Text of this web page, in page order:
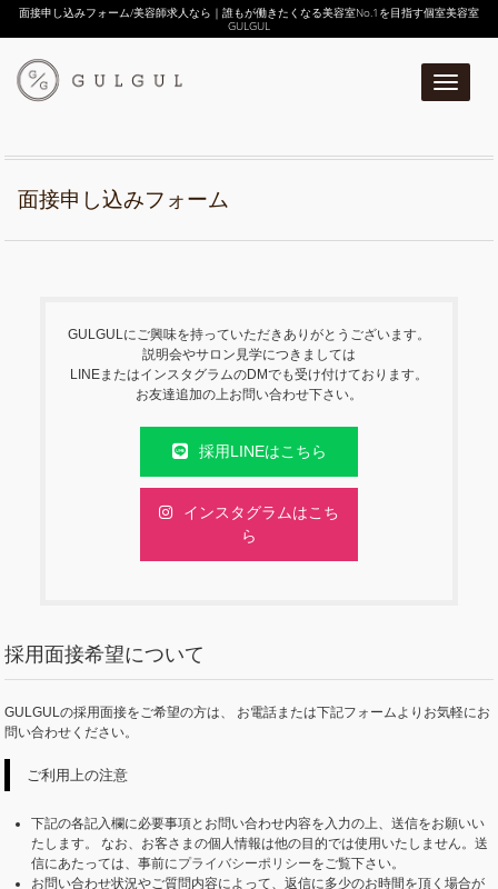
面接申し込みフォーム/美容師求人なら｜誰もが働きたくなる美容室No.1を目指す個室美容室
GULGUL
スマ
面接申し込みフォーム
GULGULにご興味を持っていただきありがとうございます。
説明会やサロン見学につきましては
LINEまたはインスタグラムのDMでも受け付けております。
お友達追加の上お問い合わせ下さい。
採用LINEはこちら
インスタグラムはこち
ら
採用面接希望について
GULGULの採用面接をご希望の方は、
お電話または下記フォームよりお気軽にお
問い合わせください。
ご利用上の注意
下記の各記入欄に必要事項とお問い合わせ内容を入力の上、送信をお願いい
たします。
なお、お客さまの個人情報は他の目的では使用いたしません。送
信にあたっては、事前にプライバシーポリシーをご覧下さい。
お問い合わせ状況やご質問内容によって、返信に多少のお時間を頂く場合が